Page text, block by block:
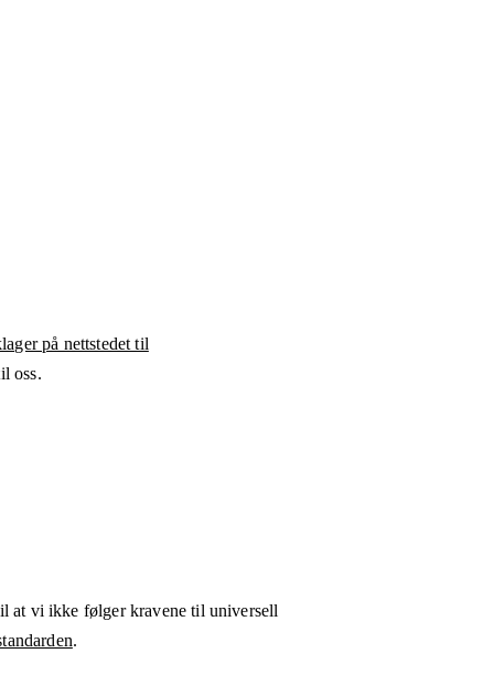
på nettstedet til
oss.
at vi ikke følger kravene til universell
.